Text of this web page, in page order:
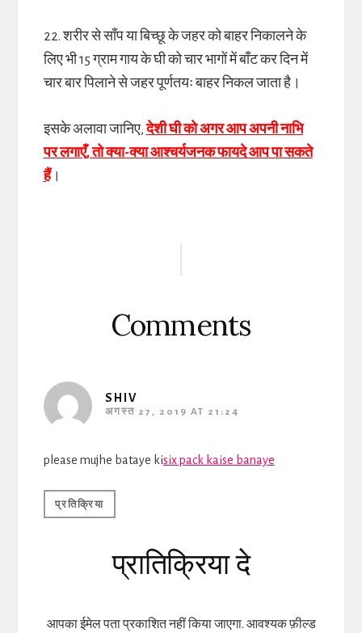
22. शरीर से साँप या बिच्छू के जहर को बाहर निकालने के
लिए भी 15 ग्राम गाय के घी को चार भागों में बाँट कर दिन में
चार बार पिलाने से जहर पूर्णतयः बाहर निकल जाता है।
इसके अलावा जानिए,देशी घी को अगर आप अपनी नाभि
पर लगाएँ, तो क्या-क्या आश्चर्यजनक फायदे आप पा सकते
हैं।
Comments
SHIV
अगस्त 27, 2019 AT 21:24
please mujhe bataye kisix pack kaise banaye
प्रतिक्रिया
प्रातिक्रिया दे
आपका ईमेल पता प्रकाशित नहीं किया जाएगा. आवश्यक फ़ील्ड